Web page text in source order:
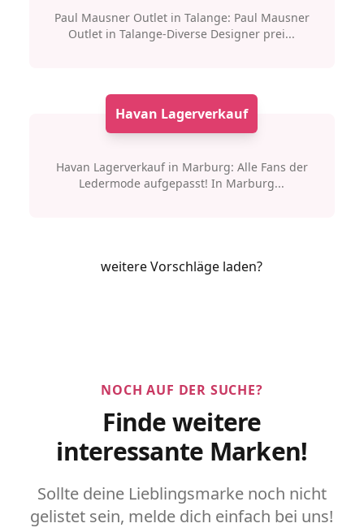
Paul Mausner Outlet in Talange: Paul Mausner
Outlet in Talange-Diverse Designer prei...
Havan Lagerverkauf
Havan Lagerverkauf in Marburg: Alle Fans der
Ledermode aufgepasst! In Marburg...
weitere Vorschläge laden?
NOCH AUF DER SUCHE?
Finde weitere
interessante Marken!
Sollte deine Lieblingsmarke noch nicht
gelistet sein, melde dich einfach bei uns!